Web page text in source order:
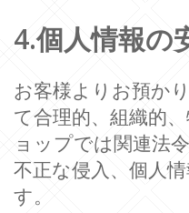
4.個人情報の
お客様よりお預か
て合理的、組織的
ョップでは関連法
不正な侵入、個人
す。